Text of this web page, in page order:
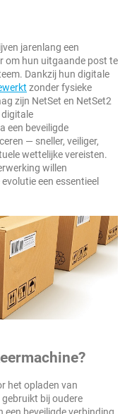
jarenlang een
om hun uitgaande post te
Dankzij hun digitale
zonder fysieke
zijn NetSet en NetSet2
een beveiligde
— sneller, veiliger,
wettelijke vereisten.
willen
een essentieel
het opladen van
bij oudere